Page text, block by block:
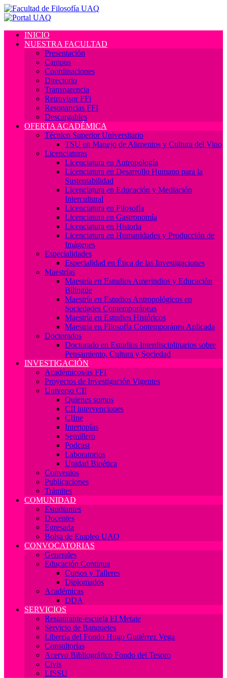
INICIO
NUESTRA FACULTAD
Presentación
Campus
Coordinaciones
Directorio
Transparencia
Retrovisor FFi
Resonancias FFI
Descargables
OFERTA ACADÉMICA
Técnico Superior Universitario
TSU en Manejo de Alimentos y Cultura del Vino
Licenciaturas
Licenciatura en Antropología
Licenciatura en Desarrollo Humano para la
Sustentabilidad
Licenciatura en Educación y Mediación
Intercultural
Licenciatura en Filosofía
Licenciatura en Gastronomía
Licenciatura en Historia
Licenciatura en Humanidades y Producción de
Imágenes
Especialidades
Especialidad en Ética de las Investigaciones
Maestrías
Maestría en Estudios Amerindios y Educación
Bilingüe
Maestría en Estudios Antropológicos en
Sociedades Contemporáneas
Maestría en Estudios Históricos
Maestría en Filosofía Contemporánea Aplicada
Doctorados
Doctorado en Estudios Interdisciplinarios sobre
Pensamiento, Cultura y Sociedad
INVESTIGACIÓN
Académicos/as FFI
Proyectos de Investigación Vigentes
Universo CII
Quienes somos
CII intervenciones
CIIne
Intertopías
Semillero
Podcast
Laboratorios
Unidad Bioética
Convenios
Publicaciones
Trámites
COMUNIDAD
Estudiantes
Docentes
Egresada
Bolsa de Empleo UAQ
CONVOCATORIAS
Generales
Educación Continua
Cursos y Talleres
Diplomados
Académicas
DDA
SERVICIOS
Restaurante-escuela El Metate
Servicio de Banquetes
Librería del Fondo Hugo Gutiérrez Vega
Consultorías
Acervo Bibliográfico Fondo del Tesoro
Civis
LISSU